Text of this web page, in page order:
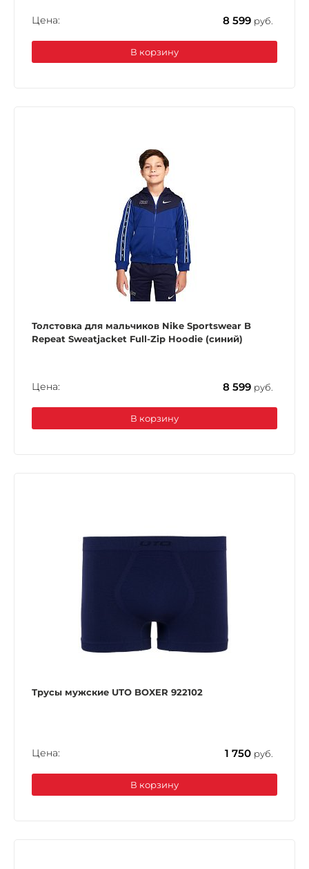
Цена: 8 599 руб.
В корзину
Толстовка для мальчиков Nike Sportswear B
Repeat Sweatjacket Full-Zip Hoodie (синий)
Цена: 8 599 руб.
В корзину
Трусы мужские UTO BOXER 922102
Цена: 1 750 руб.
В корзину